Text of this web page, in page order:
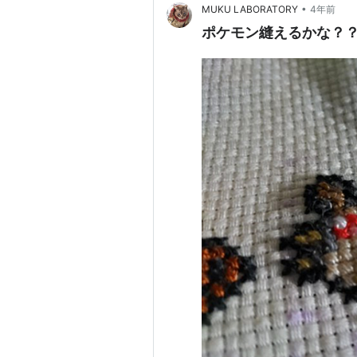
MUKU LABORATORY • 4年前
ポケモン縫えるかな？